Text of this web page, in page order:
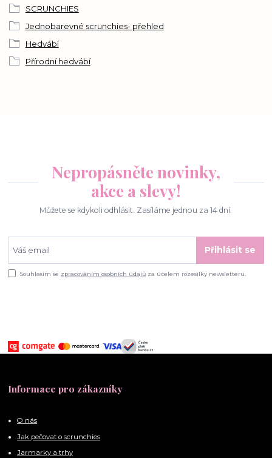
SCRUNCHIES
Jednobarevné scrunchies- přehled
Hedvábí
Přírodní hedvábí
Nepropásněte novinky,
akce a slevy!
Můžete se kdykoli odhlásit. Zasíláme jednou za 14 dní.
Přihlásit se
Souhlasím se zpracováním osobních údajů za účelem rozesílky newsletteru.
Informace pro zákazníky
O nás
Jak pečovat o scrunchies
Jarmarky a trhy